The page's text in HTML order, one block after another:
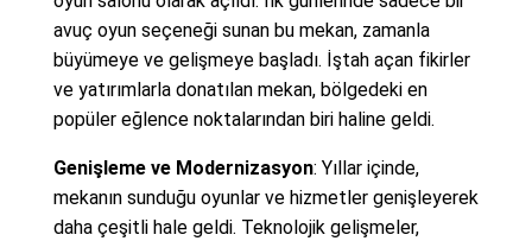
avuç oyun seçeneği sunan bu mekan, zamanla
büyümeye ve gelişmeye başladı. İştah açan fikirler
ve yatırımlarla donatılan mekan, bölgedeki en
popüler eğlence noktalarından biri haline geldi.
Genişleme ve Modernizasyon: Yıllar içinde,
mekanın sunduğu oyunlar ve hizmetler genişleyerek
daha çeşitli hale geldi. Teknolojik gelişmeler,